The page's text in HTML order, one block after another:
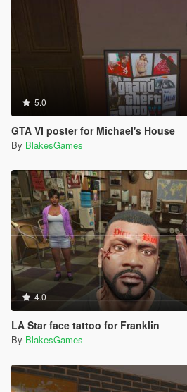
5.0
GTA VI poster for Michael's House
By BlakesGames
4.0
LA Star face tattoo for Franklin
By BlakesGames